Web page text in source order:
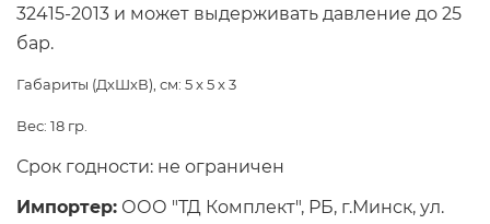
32415-2013 и может выдерживать давление до 25
бар.
Габариты (ДхШхВ), см: 5 x 5 x 3
Вес: 18 гр.
Срок годности: не ограничен
Импортер: ООО "ТД Комплект", РБ, г.Минск, ул.